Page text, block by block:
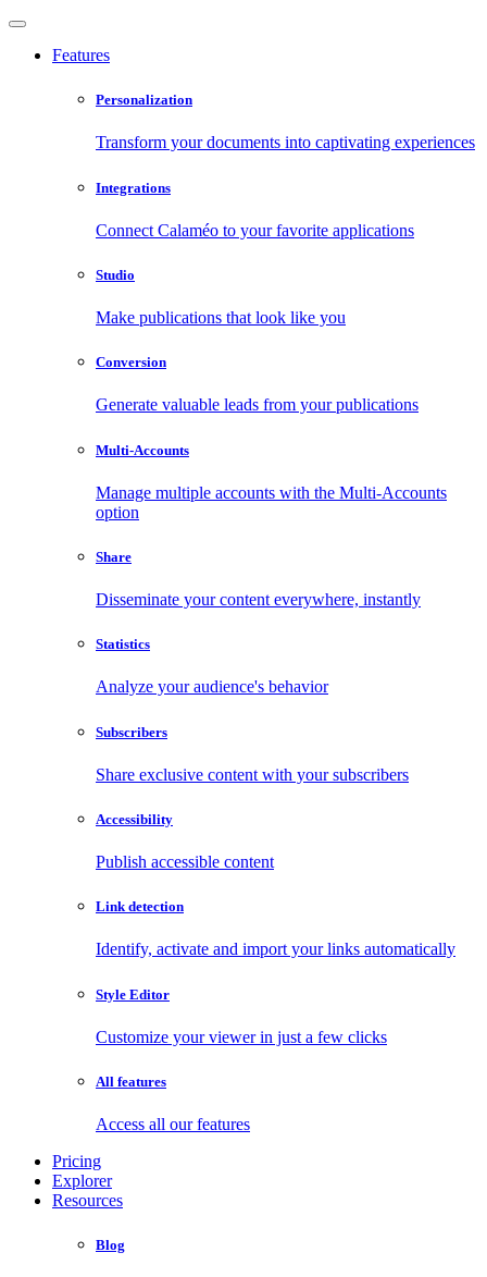
Features
Personalization
Transform your documents into captivating experiences
Integrations
Connect Calaméo to your favorite applications
Studio
Make publications that look like you
Conversion
Generate valuable leads from your publications
Multi-Accounts
Manage multiple accounts with the Multi-Accounts
option
Share
Disseminate your content everywhere, instantly
Statistics
Analyze your audience's behavior
Subscribers
Share exclusive content with your subscribers
Accessibility
Publish accessible content
Link detection
Identify, activate and import your links automatically
Style Editor
Customize your viewer in just a few clicks
All features
Access all our features
Pricing
Explorer
Resources
Blog